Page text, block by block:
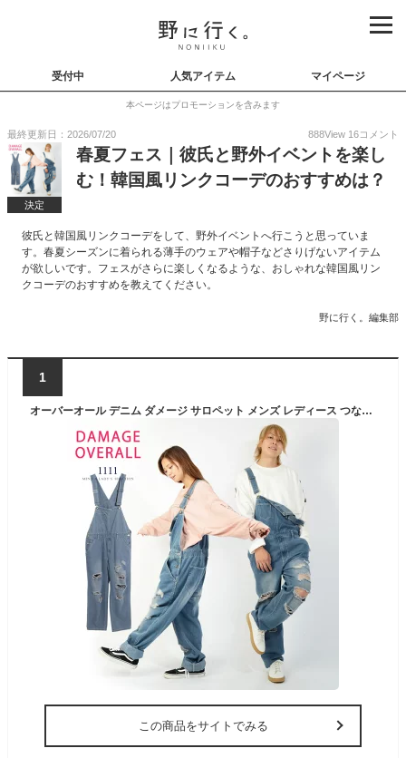
受付中 人気アイテム マイページ
本ページはプロモーションを含みます
最終更新日：2026/07/20 888View 16コメント
決定
春夏フェス｜彼氏と野外イベントを楽し
む！韓国風リンクコーデのおすすめは？
彼氏と韓国風リンクコーデをして、野外イベントへ行こうと思っていま
す。春夏シーズンに着られる薄手のウェアや帽子などさりげないアイテム
が欲しいです。フェスがさらに楽しくなるような、おしゃれな韓国風リン
クコーデのおすすめを教えてください。
野に行く。編集部
1
オーバーオール デニム ダメージ サロペット メンズ レディース つなぎ ペアルック リンクコーデ カップル お揃いコーデ 秋 秋服 大きいサイズ 韓国 ファッション 韓国ファッション ダンス ユニセックス お揃い 可愛い おしゃれ カジュアル ストリート 秋冬 冬服 春 春服
この商品をサイトでみる